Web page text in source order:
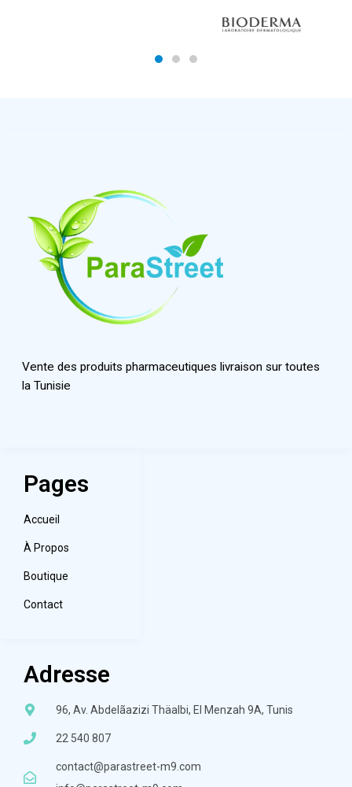
Vente des produits pharmaceutiques livraison sur toutes
la Tunisie
Pages
Accueil
À Propos
Boutique
Contact
Adresse
96, Av. Abdelãazizi Thäalbi, El Menzah 9A, Tunis
22 540 807
contact@parastreet-m9.com